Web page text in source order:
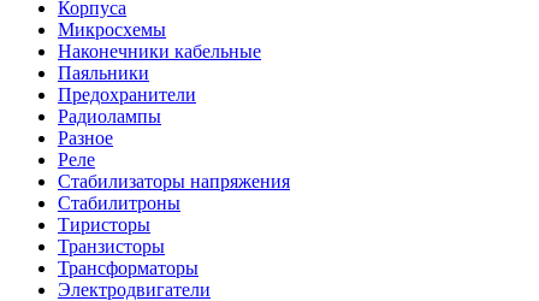
Корпуса
Микросхемы
Наконечники кабельные
Паяльники
Предохранители
Радиолампы
Разное
Реле
Стабилизаторы напряжения
Стабилитроны
Тиристоры
Транзисторы
Трансформаторы
Электродвигатели